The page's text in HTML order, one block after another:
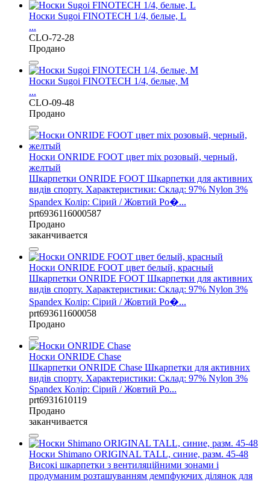
Носки Sugoi FINOTECH 1/4, белые, L
...
CLO-72-28
Продано
Носки Sugoi FINOTECH 1/4, белые, М
...
CLO-09-48
Продано
Носки ONRIDE FOOT цвет mix розовый, черный,
желтый
Шкарпетки ONRIDE FOOT Шкарпетки для активних
видів спорту. Характеристики: Склад: 97% Nylon 3%
Spandex Колір: Сірий / Жовтий Ро�...
prt6936116000587
Продано
заканчивается
Носки ONRIDE FOOT цвет белый, красный
Шкарпетки ONRIDE FOOT Шкарпетки для активних
видів спорту. Характеристики: Склад: 97% Nylon 3%
Spandex Колір: Сірий / Жовтий Ро�...
prt693611600058
Продано
Носки ONRIDE Chase
Шкарпетки ONRIDE Chase Шкарпетки для активних
видів спорту. Характеристики: Склад: 97% Nylon 3%
Spandex Колір: Сірий / Жовтий Ро...
prt6931610119
Продано
заканчивается
Носки Shimano ORIGINAL TALL, синие, разм. 45-48
Високі шкарпетки з вентиляційними зонами і
продуманим розташуванням демпфуючих ділянок для